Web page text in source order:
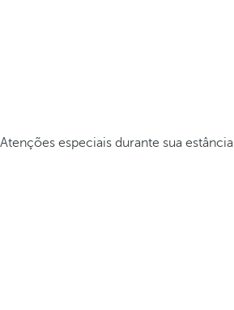
Atenções especiais durante sua estância